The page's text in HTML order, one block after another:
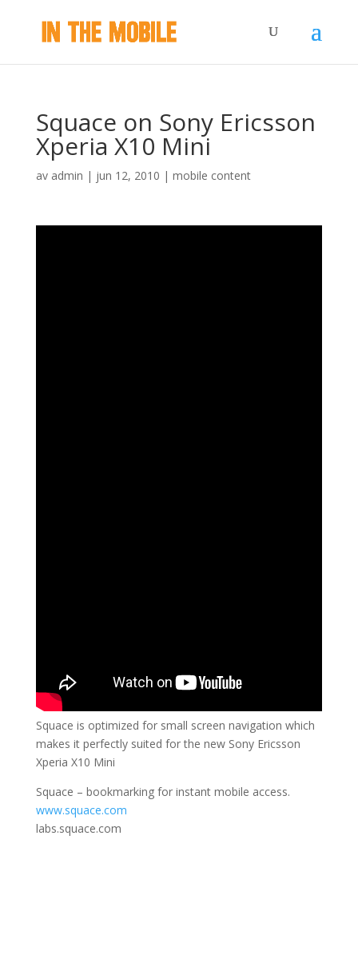
Squace on Sony Ericsson
Xperia X10 Mini
av admin | jun 12, 2010 | mobile content
Squace is optimized for small screen navigation which
makes it perfectly suited for the new Sony Ericsson
Xperia X10 Mini
Squace – bookmarking for instant mobile access.
www.squace.com
labs.squace.com